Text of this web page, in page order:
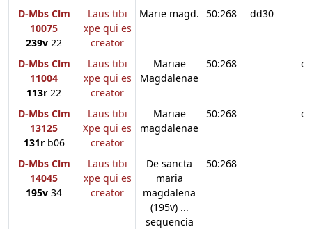
D-Mbs Clm
10075
239v 22
Laus tibi
xpe qui es
creator
Marie magd. 50:268 dd30
D-Mbs Clm
11004
113r 22
Laus tibi
xpe qui es
creator
Mariae
Magdalenae
50:268
D-Mbs Clm
13125
131rb06
Laus tibi
Xpe qui es
creator
Mariae
magdalenae
50:268
D-Mbs Clm
14045
195v 34
Laus tibi
xpe qui es
creator
De sancta
maria
magdalena
(195v) ...
sequencia
50:268